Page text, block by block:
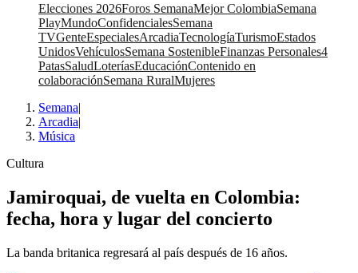
Elecciones 2026Foros SemanaMejor ColombiaSemana
PlayMundoConfidencialesSemana
TVGenteEspecialesArcadiaTecnologíaTurismoEstados
UnidosVehículosSemana SostenibleFinanzas Personales4
PatasSaludLoteríasEducaciónContenido en
colaboraciónSemana RuralMujeres
Semana|
Arcadia|
Música
Cultura
Jamiroquai, de vuelta en Colombia:
fecha, hora y lugar del concierto
La banda britanica regresará al país después de 16 años.